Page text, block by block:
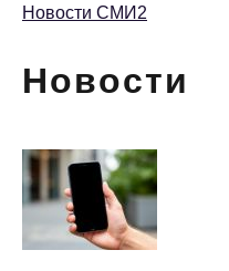
Новости СМИ2
Новости